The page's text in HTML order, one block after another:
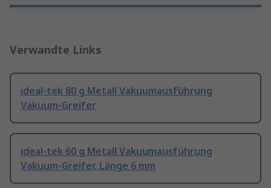
Verwandte Links
ideal-tek 80 g Metall Vakuumausführung
Vakuum-Greifer
ideal-tek 60 g Metall Vakuumausführung
Vakuum-Greifer, Länge 6 mm